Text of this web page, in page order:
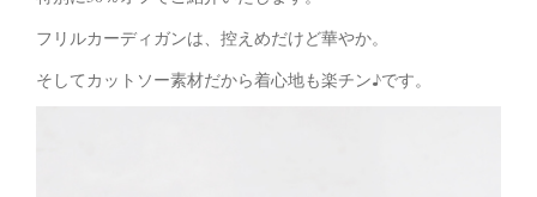
フリルカーディガンは、控えめだけど華やか。
そしてカットソー素材だから着心地も楽チン♪です。